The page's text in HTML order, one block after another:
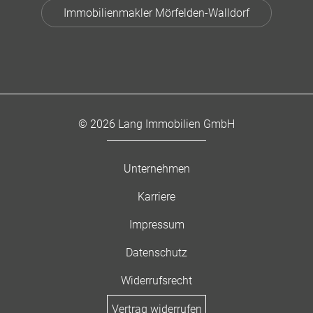
Immobilienmakler Mörfelden-Walldorf
© 2026 Lang Immobilien GmbH
Unternehmen
Karriere
Impressum
Datenschutz
Widerrufsrecht
Vertrag widerrufen